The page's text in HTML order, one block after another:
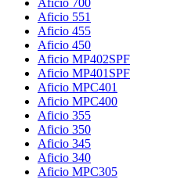
Aficio 551
Aficio 455
Aficio 450
Aficio MP402SPF
Aficio MP401SPF
Aficio MPC401
Aficio MPC400
Aficio 355
Aficio 350
Aficio 345
Aficio 340
Aficio MPC305